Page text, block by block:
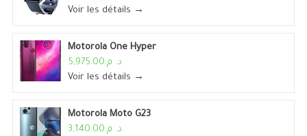
Voir les détails →
Motorola One Hyper
د. م.5,975.00
Voir les détails →
Motorola Moto G23
د. م.3,140.00